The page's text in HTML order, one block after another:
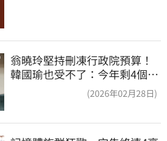
翁曉玲堅持刪凍行政院預算！
韓國瑜也受不了：今年剩4個月
(2026年02月28日)